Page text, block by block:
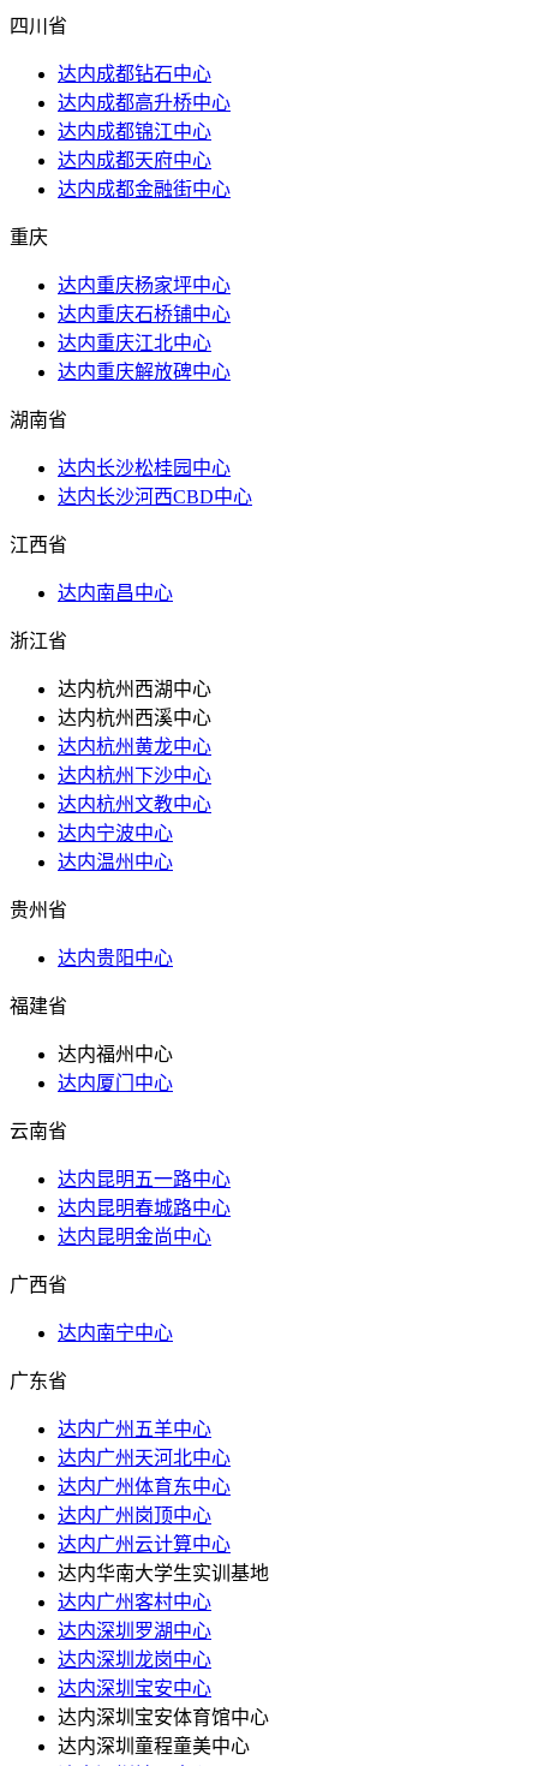
四川省
达内成都钻石中心
达内成都高升桥中心
达内成都锦江中心
达内成都天府中心
达内成都金融街中心
重庆
达内重庆杨家坪中心
达内重庆石桥铺中心
达内重庆江北中心
达内重庆解放碑中心
湖南省
达内长沙松桂园中心
达内长沙河西CBD中心
江西省
达内南昌中心
浙江省
达内杭州西湖中心
达内杭州西溪中心
达内杭州黄龙中心
达内杭州下沙中心
达内杭州文教中心
达内宁波中心
达内温州中心
贵州省
达内贵阳中心
福建省
达内福州中心
达内厦门中心
云南省
达内昆明五一路中心
达内昆明春城路中心
达内昆明金尚中心
广西省
达内南宁中心
广东省
达内广州五羊中心
达内广州天河北中心
达内广州体育东中心
达内广州岗顶中心
达内广州云计算中心
达内华南大学生实训基地
达内广州客村中心
达内深圳罗湖中心
达内深圳龙岗中心
达内深圳宝安中心
达内深圳宝安体育馆中心
达内深圳童程童美中心